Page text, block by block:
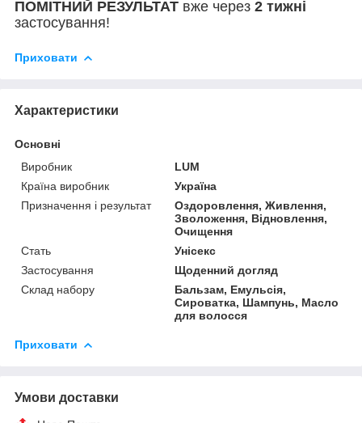
ПОМІТНИЙ РЕЗУЛЬТАТ вже через 2 тижні
застосування!
Приховати
Характеристики
Основні
Виробник
LUM
Країна виробник
Україна
Призначення і результат
Оздоровлення, Живлення,
Зволоження, Відновлення,
Очищення
Стать
Унісекс
Застосування
Щоденний догляд
Склад набору
Бальзам, Емульсія,
Сироватка, Шампунь, Масло
для волосся
Приховати
Умови доставки